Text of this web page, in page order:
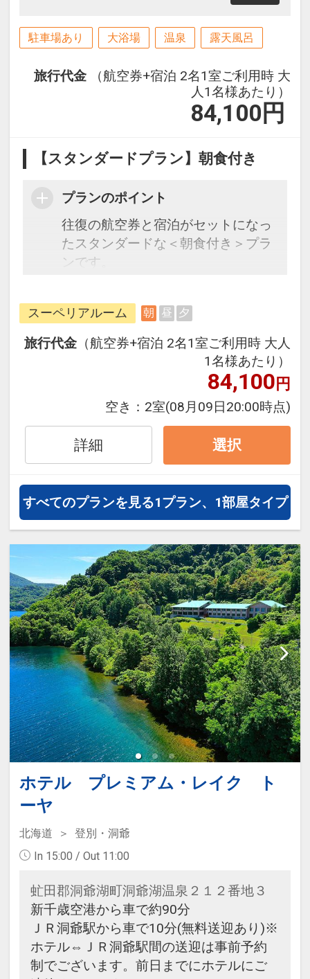
駐車場あり 大浴場 温泉 露天風呂
旅行代金
（航空券+宿泊 2名1室ご利用時 大
人1名様あたり）
84,100 円
【スタンダードプラン】朝食付き
プランのポイント
往復の航空券と宿泊がセットになっ
たスタンダードな＜朝食付き＞プラ
ンです。
できるダイナミックパッケージだか
ら、一都市滞在はもちろん周遊旅行
にも最適！
旅行期間中の1泊だけの宿泊や延
泊・飛び泊なども自由自在です。
フライトは、安心のJAL（または
JALグループ）確約！フライトマイ
ル50%貯まります。
オプションでレンタカーや現地交
通・体験プランなどの追加（同時予
約）が可能なプランもございます。
※夕食付プランは事前予約制とな
り、その予約はお客様ご自身にてお
願いしております。
ギリガンズアイランド(フレンチ)、
杜氏賛歌(和食)、祥庵こげ津(寿司)、
ラヴート(中国料理)より選択。ご予
約完了の翌日以降にホテルに直接ご
予約下さい。なお、予約開始は利用
日の3ヶ月前の同月1日9：00からと
なります。（予約先電話番号：
0120-290-500）
スーペリアルーム 朝 昼 夕
旅行代金 （航空券+宿泊 2名1室ご利用時 大人
1名様あたり）
84,100円
空き： 2室(08月09日20:00時点)
詳細 選択
すべてのプランを見る1プラン、1部屋タイプ
ホテル プレミアム・レイク ト
ーヤ
北海道
登別・洞爺
In 15:00 / Out 11:00
虻田郡洞爺湖町洞爺湖温泉２１２番地３
新千歳空港から車で約90分
ＪＲ洞爺駅から車で10分(無料送迎あり)※
ホテル⇔ＪＲ洞爺駅間の送迎は事前予約
制でございます。前日までにホテルにご